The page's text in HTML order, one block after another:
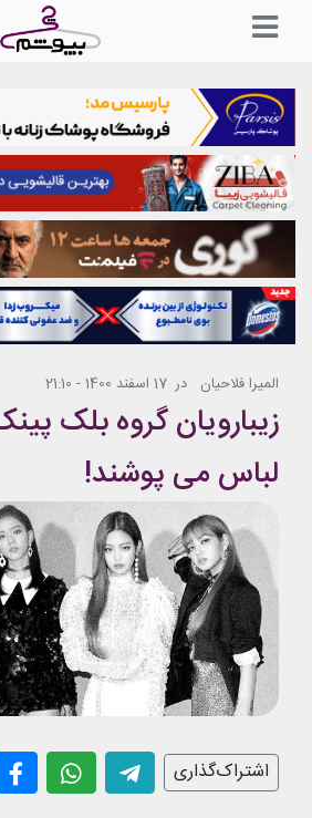
المیرا فلاحیان در 17 اسفند 1400 - 21:10
زیبارویان گروه بلک
لباس می پوشند!
اشتراک‌گذاری